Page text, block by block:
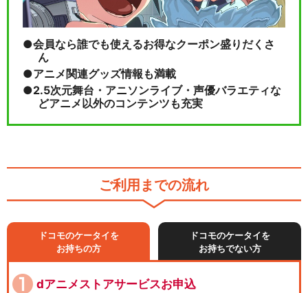
会員なら誰でも使えるお得なクーポン盛りだくさ
ん
アニメ関連グッズ情報も満載
2.5次元舞台・アニソンライブ・声優バラエティな
どアニメ以外のコンテンツも充実
ご利用までの流れ
ドコモのケータイを
お持ちの方
ドコモのケータイを
お持ちでない方
dアニメストアサービスお申込